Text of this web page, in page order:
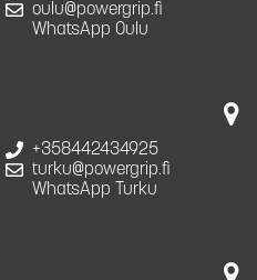
oulu@powergrip.fi
WhatsApp Oulu
+358442434925
turku@powergrip.fi
WhatsApp Turku